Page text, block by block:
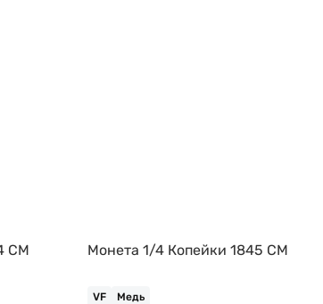
СМ Монета 1/4 Копейки 1845 СМ
VF Медь